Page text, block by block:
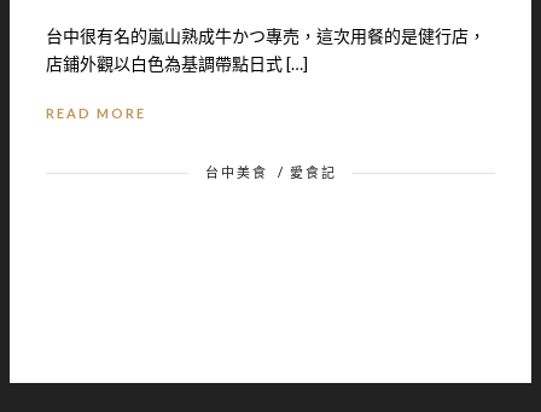
台中很有名的嵐山熟成牛かつ專売，這次用餐的是健行店，
店鋪外觀以白色為基調帶點日式 […]
READ MORE
台中美食 / 愛食記